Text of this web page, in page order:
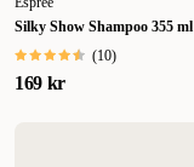
Silky Show Shampoo 355 ml
(10)
169 kr